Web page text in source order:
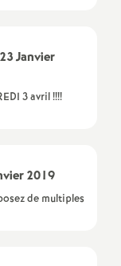
O
r
é
a
Janvier
3 avril !!!!
2019
de multiples